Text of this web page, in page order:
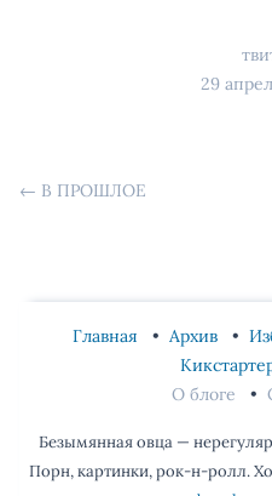
29
← В ПРОШЛОЕ
Главная Архив
О блоге
Безымянная овца —
Порн, картинки, рок-н-ролл.